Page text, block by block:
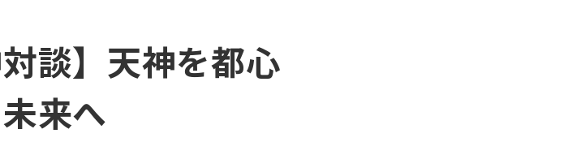
談】天神を都心
来へ